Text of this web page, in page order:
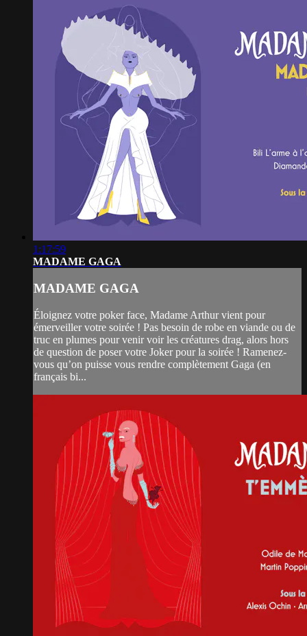
1:17:59
MADAME GAGA
MADAME GAGA
Éloignez votre poker face, Madame Arthur vient pour
émerveiller votre soirée ! Pas besoin de robe en viande ou de
truc en plumes pour venir voir les créatures drag, alors hors
de question de poser votre Joker pour la soirée ! Ramenez-
vous qu’on puisse vous rendre complètement Gaga (en
français bi...